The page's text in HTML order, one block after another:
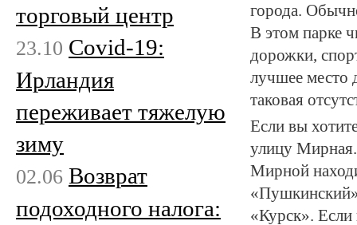
города.
В этом парке
дорожки,
лучшее место
таковая
Если вы
улицу
Мирной
«Курск». Если
торговый центр
23.10 Covid-19:
Ирландия
переживает тяжелую
зиму
02.06 Возврат
подоходного налога: